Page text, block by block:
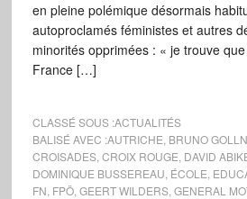
en pleine polémique désormais
autoproclamés féministes et autres
minorités opprimées : « je trouve
France […]
CLASSÉ SOUS :ACTUALITÉS
BALISÉ AVEC :AUTRICHE BRUNO
CROISADES, CROIX ROUGE DAVID
DOMINIQUE BUSSEREAU ÉCOLE
FN FPÖ, GEERT WILDERS, GENERAL